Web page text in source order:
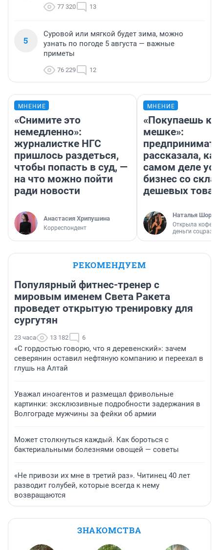
77 320 13
5
Суровой или мягкой будет зима, можно
узнать по погоде 5 августа — важные
приметы
76 229 12
МНЕНИЕ
«Снимите это
немедленно»:
журналистке НГС
пришлось раздеться,
чтобы попасть в суд, —
на что можно пойти
ради новости
Анастасия Хрипушина
Корреспондент
МНЕНИЕ
«Покупаешь
мешке»:
рассказала,
самом деле
бизнес со
дешевых
Наталья
Открыла
деньги
РЕКОМЕНДУЕМ
Популярный фитнес-тренер с
мировым именем Света Ракета
проведет открытую тренировку для
сургутян
23 часа 13 182 6
«С гордостью говорю, что я деревенский»: зачем
северянин оставил нефтяную компанию и переехал в
глушь на Алтай
Уважал иноагентов и размещал фривольные
картинки: эксклюзивные подробности задержания в
Волгограде мужчины за фейки об армии
Может столкнуться каждый. Как бороться с
бактериальными болезнями овощей — советы
«Не привози их мне в третий раз». Читинец 40 лет
разводит голубей, которые всегда к нему
возвращаются
ЗНАКОМСТВА